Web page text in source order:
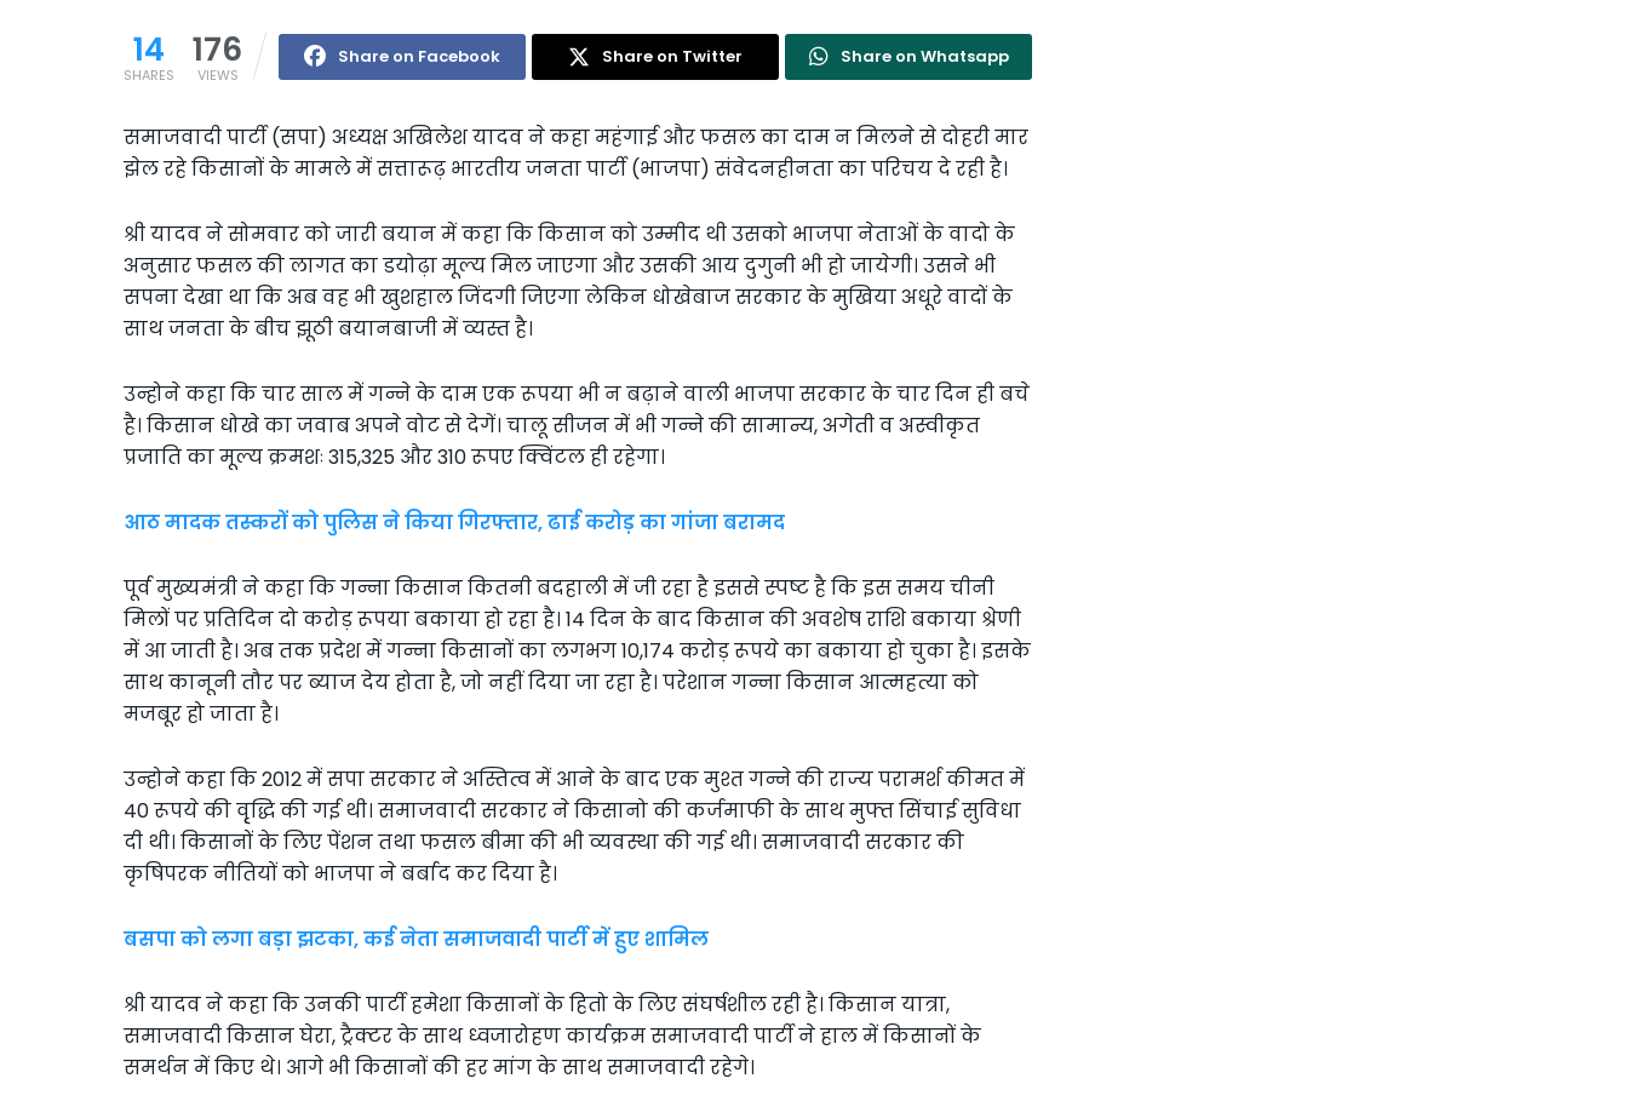
14
SHARES
176
VIEWS
Share on Facebook Share on Twitter Share on Whatsapp
समाजवादी पार्टी (सपा) अध्यक्ष अखिलेश यादव ने कहा महंगाई और फसल का दाम न मिलने से दोहरी मार
झेल रहे किसानों के मामले में सत्तारूढ़ भारतीय जनता पार्टी (भाजपा) संवेदनहीनता का परिचय दे रही है।
श्री यादव ने सोमवार को जारी बयान में कहा कि किसान को उम्मीद थी उसको भाजपा नेताओं के वादो के
अनुसार फसल की लागत का डयोढ़ा मूल्य मिल जाएगा और उसकी आय दुगुनी भी हो जायेगी। उसने भी
सपना देखा था कि अब वह भी खुशहाल जिंदगी जिएगा लेकिन धोखेबाज सरकार के मुखिया अधूरे वादों के
साथ जनता के बीच झूठी बयानबाजी में व्यस्त है।
उन्होने कहा कि चार साल में गन्ने के दाम एक रूपया भी न बढ़ाने वाली भाजपा सरकार के चार दिन ही बचे
है। किसान धोखे का जवाब अपने वोट से देगें। चालू सीजन में भी गन्ने की सामान्य, अगेती व अस्वीकृत
प्रजाति का मूल्य क्रमशः 315,325 और 310 रूपए क्विंटल ही रहेगा।
आठ मादक तस्करों को पुलिस ने किया गिरफ्तार, ढाई करोड़ का गांजा बरामद
पूर्व मुख्यमंत्री ने कहा कि गन्ना किसान कितनी बदहाली में जी रहा है इससे स्पष्ट है कि इस समय चीनी
मिलों पर प्रतिदिन दो करोड़ रूपया बकाया हो रहा है। 14 दिन के बाद किसान की अवशेष राशि बकाया श्रेणी
में आ जाती है। अब तक प्रदेश में गन्ना किसानों का लगभग 10,174 करोड़ रूपये का बकाया हो चुका है। इसके
साथ कानूनी तौर पर ब्याज देय होता है, जो नहीं दिया जा रहा है। परेशान गन्ना किसान आत्महत्या को
मजबूर हो जाता है।
उन्होने कहा कि 2012 में सपा सरकार ने अस्तित्व में आने के बाद एक मुश्त गन्ने की राज्य परामर्श कीमत में
40 रूपये की वृृद्धि की गई थी। समाजवादी सरकार ने किसानो की कर्जमाफी के साथ मुफ्त सिंचाई सुविधा
दी थी। किसानों के लिए पेंशन तथा फसल बीमा की भी व्यवस्था की गई थी। समाजवादी सरकार की
कृषिपरक नीतियों को भाजपा ने बर्बाद कर दिया है।
बसपा को लगा बड़ा झटका, कई नेता समाजवादी पार्टी में हुए शामिल
श्री यादव ने कहा कि उनकी पार्टी हमेशा किसानों के हितो के लिए संघर्षशील रही है। किसान यात्रा,
समाजवादी किसान घेरा, ट्रैक्टर के साथ ध्वजारोहण कार्यक्रम समाजवादी पार्टी ने हाल में किसानों के
समर्थन में किए थे। आगे भी किसानों की हर मांग के साथ समाजवादी रहेगे।